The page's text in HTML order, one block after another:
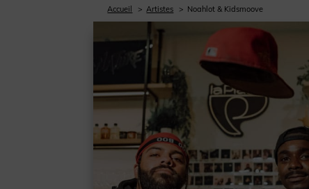
Accueil Artistes Noahlot & Kidsmoove